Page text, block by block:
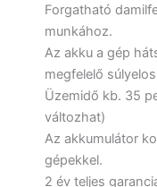
Forgatható
munkához.
Az akku a gép
megfelelő
Üzemidő kb. 35
változhat)
Az akkumulátor
gépekkel.
2 év teljes